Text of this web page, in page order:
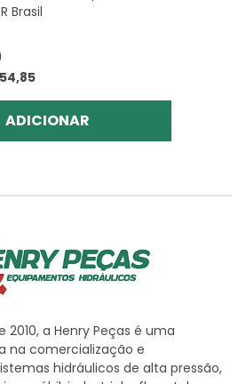
Brasil
ADICIONAR
a Henry Peças é uma
na comercialização e
hidráulicos de alta pressão,